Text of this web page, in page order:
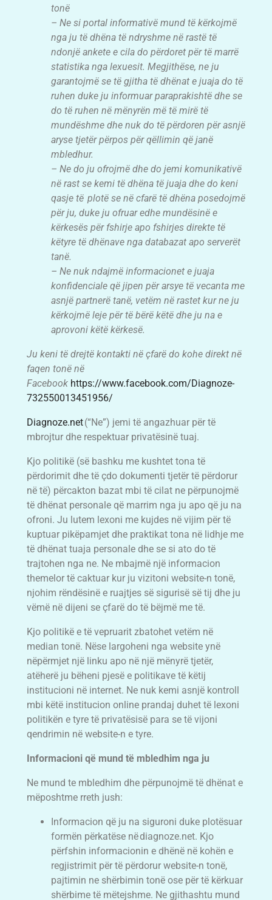
tonë
– Ne si portal informativë mund të kërkojmë
nga ju të dhëna të ndryshme në rastë të
ndonjë ankete e cila do përdoret për të marrë
statistika nga lexuesit. Megjithëse, ne ju
garantojmë se të gjitha të dhënat e juaja do të
ruhen duke ju informuar paraprakishtë dhe se
do të ruhen në mënyrën më të mirë të
mundëshme dhe nuk do të përdoren për asnjë
aryse tjetër përpos për qëllimin që janë
mbledhur.
– Ne do ju ofrojmë dhe do jemi komunikativë
në rast se kemi të dhëna të juaja dhe do keni
qasje të plotë se në cfarë të dhëna posedojmë
për ju, duke ju ofruar edhe mundësinë e
kërkesës për fshirje apo fshirjes direkte të
këtyre të dhënave nga databazat apo serverët
tanë.
– Ne nuk ndajmë informacionet e juaja
konfidenciale që jipen për arsye të vecanta me
asnjë partnerë tanë, vetëm në rastet kur ne ju
kërkojmë leje për të bërë këtë dhe ju na e
aprovoni këtë kërkesë.
Ju keni të drejtë kontakti në çfarë do kohe direkt në
faqen tonë në
Facebook https://www.facebook.com/Diagnoze-
732550013451956/
Diagnoze.net(“Ne”) jemi të angazhuar për të
mbrojtur dhe respektuar privatësinë tuaj.
Kjo politikë (së bashku me kushtet tona të
përdorimit dhe të çdo dokumenti tjetër të përdorur
në të) përcakton bazat mbi të cilat ne përpunojmë
të dhënat personale që marrim nga ju apo që ju na
ofroni. Ju lutem lexoni me kujdes në vijim për të
kuptuar pikëpamjet dhe praktikat tona në lidhje me
të dhënat tuaja personale dhe se si ato do të
trajtohen nga ne. Ne mbajmë një informacion
themelor të caktuar kur ju vizitoni website-n tonë,
njohim rëndësinë e ruajtjes së sigurisë së tij dhe ju
vëmë në dijeni se çfarë do të bëjmë me të.
Kjo politikë e të vepruarit zbatohet vetëm në
median tonë. Nëse largoheni nga website ynë
nëpërmjet një linku apo në një mënyrë tjetër,
atëherë ju bëheni pjesë e politikave të këtij
institucioni në internet. Ne nuk kemi asnjë kontroll
mbi këtë institucion online prandaj duhet të lexoni
politikën e tyre të privatësisë para se të vijoni
qendrimin në website-n e tyre.
Informacioni që mund të mbledhim nga ju
Ne mund te mbledhim dhe përpunojmë të dhënat e
mëposhtme rreth jush:
Informacion që ju na siguroni duke plotësuar
formën përkatëse në diagnoze.net. Kjo
përfshin informacionin e dhënë në kohën e
regjistrimit për të përdorur website-n tonë,
pajtimin ne shërbimin tonë ose për të kërkuar
shërbime të mëtejshme. Ne gjithashtu mund